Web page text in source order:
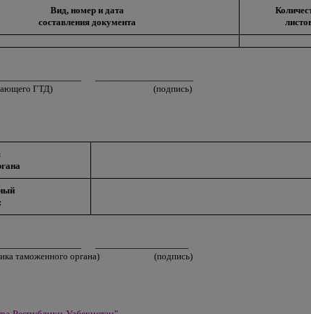
Вид, номер и дата
составления документа
ГТД) (подпись)
таможенного органа) (подпись)